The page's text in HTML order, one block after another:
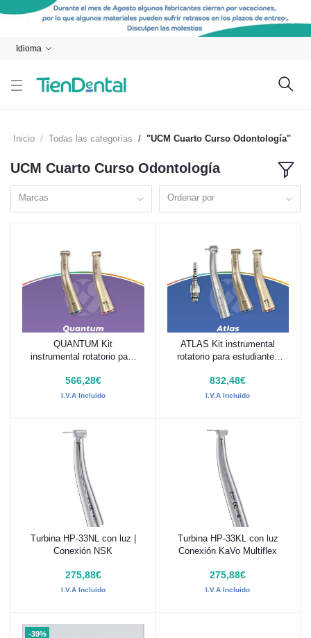
Idioma
Inicio Todas las categorías "UCM Cuarto Curso Odontología"
UCM Cuarto Curso Odontología
Marcas Ordenar por
Añadir al carrito
QUANTUM Kit
instrumental rotatorio para
Woodpecker
566,28€
I.V.A Incluido
Añadir al carrito
ATLAS Kit instrumental
rotatorio para estudiantes
832,48€
I.V.A Incluido
Añadir al carrito
Turbina HP-33NL con luz |
Conexión NSK
275,88€
I.V.A Incluido
Añadir al carrito
Turbina HP-33KL con luz
Conexión KaVo Multiflex
275,88€
I.V.A Incluido
-39%